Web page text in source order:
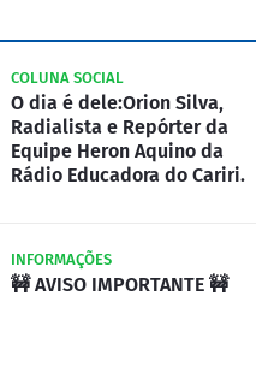
COLUNA SOCIAL
O dia é dele:Orion Silva,
Radialista e Repórter da
Equipe Heron Aquino da
Rádio Educadora do Cariri.
INFORMAÇÕES
🚧 AVISO IMPORTANTE 🚧